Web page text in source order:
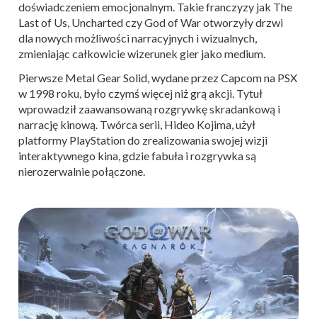
doświadczeniem emocjonalnym. Takie franczyzy jak The
Last of Us, Uncharted czy God of War otworzyły drzwi
dla nowych możliwości narracyjnych i wizualnych,
zmieniając całkowicie wizerunek gier jako medium.
Pierwsze Metal Gear Solid, wydane przez Capcom na PSX
w 1998 roku, było czymś więcej niż grą akcji. Tytuł
wprowadził zaawansowaną rozgrywkę skradankową i
narrację kinową. Twórca serii, Hideo Kojima, użył
platformy PlayStation do zrealizowania swojej wizji
interaktywnego kina, gdzie fabuła i rozgrywka są
nierozerwalnie połączone.